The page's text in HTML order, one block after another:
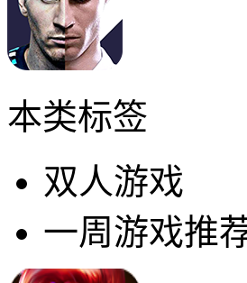
本类标签
双人游戏
一周游戏推